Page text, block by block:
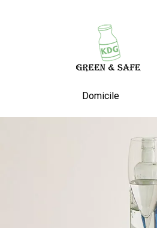
Domicile